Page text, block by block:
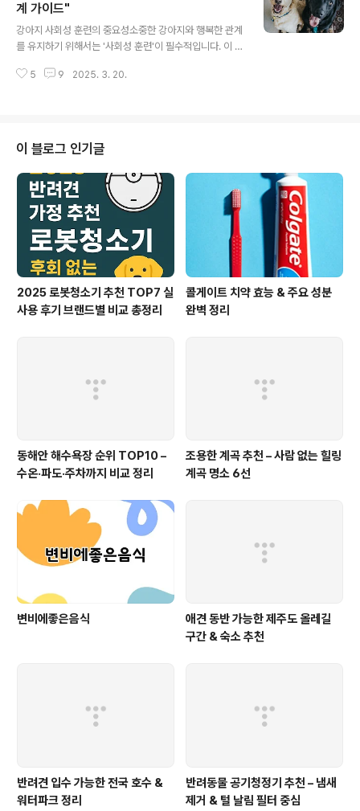
구에 따르면, 비중성화된 반려동물은 의도치 않은 번식을
통해 길거리 동물을 양산하는 데 핵심적인 기여를 하고 있
습니다. 미국 동물 보호 단체에 따르면, 매년 수백만 마리의
그램을 통한 예방의 중요성을 강조합니다.건강상의 이
계 가이드"
강아지 사회성 훈련의 중요성소중한 강아지와 행복한 관계
를 유지하기 위해서는 '사회성 훈련'이 필수적입니다. 이 과
수 있도록 돕습니다. 사회성 훈련(소셜라이제이션)은 강아
동물들과 잘 어울릴 수 있도록 돕는 과정입니다. 이 과정을
통해 강아지는 새로운 친구를 사귀고, 다양한 상황에서 적
절히 행동하는 법을 배우게 됩니다.현대 사회에서 강아지
가 경험할 수 있는 다양한 자극은 정신적으로 큰 부담일 수
있습니다. 따라서 초기 단계에서 부터 사회적 상호작용을
통해 강아지에게 긍정적인 경험을 제공하는..
5 9 2025. 3. 20.
이 블로그 인기글
2025 로봇청소기 추천 TOP7 실
사용 후기 브랜드별 비교 총정리
콜게이트 치약 효능 & 주요 성분
완벽 정리
동해안 해수욕장 순위 TOP10 –
수온·파도·주차까지 비교 정리
조용한 계곡 추천 – 사람 없는 힐링
계곡 명소 6선
변비에좋은음식
애견 동반 가능한 제주도 올레길
구간 & 숙소 추천
반려견 입수 가능한 전국 호수 &
워터파크 정리
반려동물 공기청정기 추천 – 냄새
제거 & 털 날림 필터 중심